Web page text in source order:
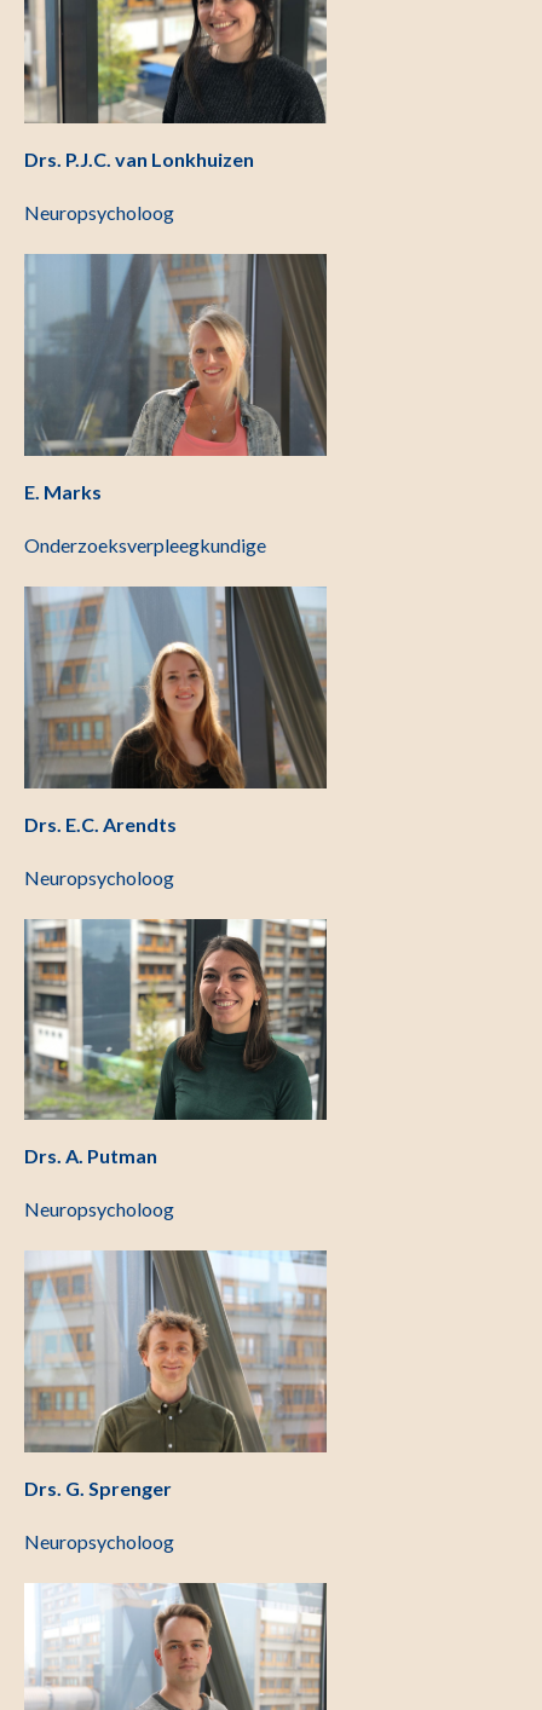
Drs. P.J.C. van Lonkhuizen
Neuropsycholoog
E. Marks
Onderzoeksverpleegkundige
Drs. E.C. Arendts
Neuropsycholoog
Drs. A. Putman
Neuropsycholoog
Drs. G. Sprenger
Neuropsycholoog